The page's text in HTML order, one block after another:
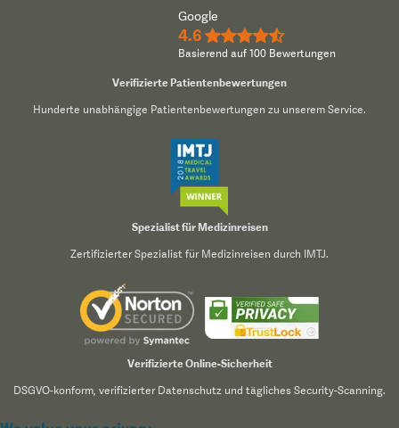
Google
4.6 ★★★★½
Basierend auf 100 Bewertungen
Verifizierte Patientenbewertungen
Hunderte unabhängige Patientenbewertungen zu unserem Service.
Spezialist für Medizinreisen
Zertifizierter Spezialist für Medizinreisen durch IMTJ.
Verifizierte Online-Sicherheit
DSGVO-konform, verifizierter Datenschutz und tägliches Security-Scanning.